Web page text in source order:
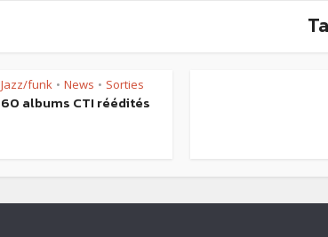
Jazz/funk • News • Sorties
60 albums CTI réédités